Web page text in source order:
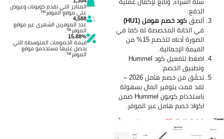
الدفع.
ألصقكود خصم هومل (HU1)
في الخانة المخصصة له كما في
الصورة أدناه لتخصم 15% من
القيمة الإجمالية.
اضغط لتفعيل كود Hummel
وتطبيق الخصم.
تحقّق من خصم هامل 2026 –
لقد قمت بتوفير المال بسهولة
باستخدام كوبون Hummel ضمن
اكواد خصم هامل عبر الموفر.
المتاجر التي تقدم كوبونات وعروض
على موقع الموفر™.
4,588
عدد الموفرين الشهري عبر موقع
الموفر™.
15.88%
قيمة الخصومات المتوسطة التي
يحصل عليها مستخدمو موقع
الموفر™.